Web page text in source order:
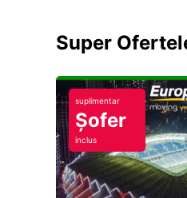
Super
suplimentar
Șofer
inclus